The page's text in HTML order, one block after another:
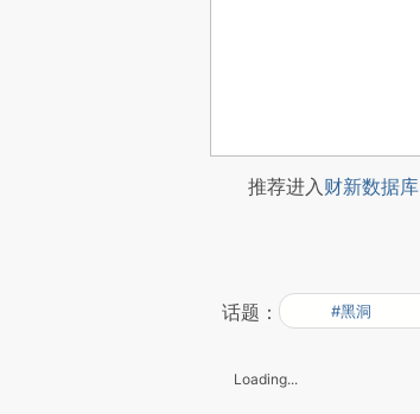
推荐进入财新数据库
话题： #黑洞
Loading...